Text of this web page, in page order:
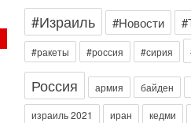
#Израиль
#Новости
#ракеты #россия #сирия
Россия армия байден
израиль 2021 иран кедми